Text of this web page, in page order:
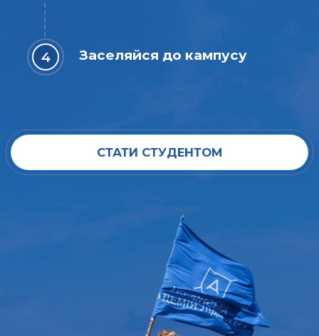
Заселяйся до кампусу
СТАТИ СТУДЕНТОМ